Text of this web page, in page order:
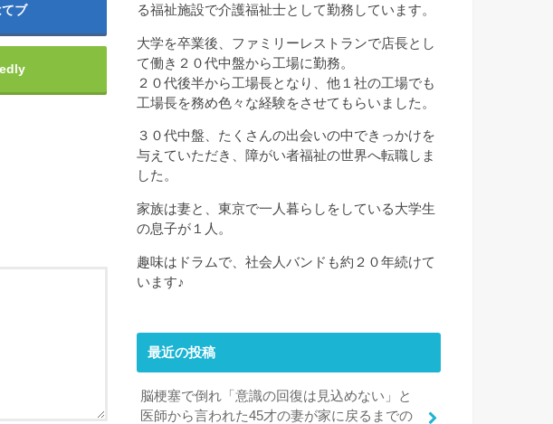
てブ
る福祉施設で介護福祉士として勤務しています。
大学を卒業後、ファミリーレストランで店長とし
て働き２０代中盤から工場に勤務。
２０代後半から工場長となり、他１社の工場でも
工場長を務め色々な経験をさせてもらいました。
３０代中盤、たくさんの出会いの中できっかけを
与えていただき、障がい者福祉の世界へ転職しま
した。
家族は妻と、東京で一人暮らしをしている大学生
の息子が１人。
趣味はドラムで、社会人バンドも約２０年続けて
います♪
最近の投稿
脳梗塞で倒れ「意識の回復は見込めない」と
医師から言われた45才の妻が家に戻るまでの